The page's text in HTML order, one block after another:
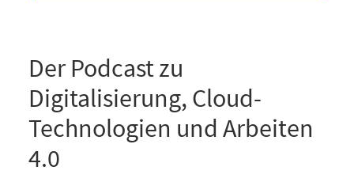
Der Podcast zu
Digitalisierung, Cloud-
Technologien und Arbeiten
4.0